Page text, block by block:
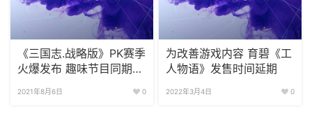
《三国志.战略版》PK赛季
火爆发布 趣味节目同期上
2021年8月6日 0
为改善游戏内容 育碧《工
人物语》发售时间延期
2022年3月4日 0